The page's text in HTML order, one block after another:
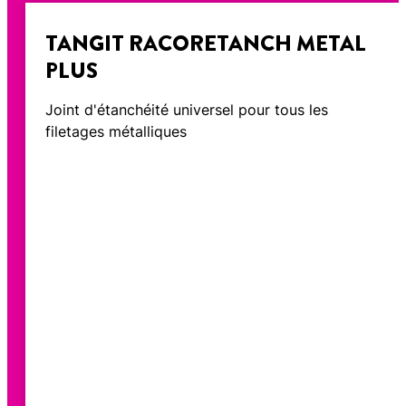
TANGIT RACORETANCH METAL
PLUS
Joint d'étanchéité universel pour tous les
filetages métalliques